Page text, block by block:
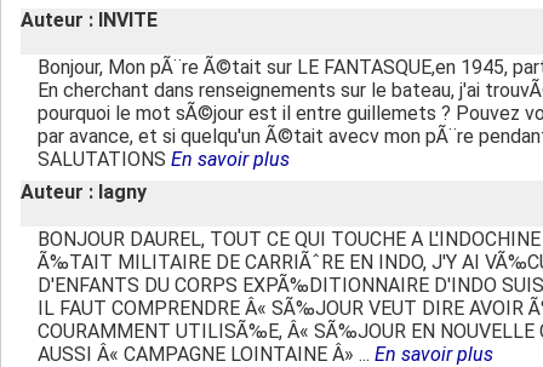
Auteur : INVITE
Bonjour, Mon pÃ¨re Ã©tait sur LE FANTASQUE,en 1945,
En cherchant dans renseignements sur le bateau, j'ai
pourquoi le mot sÃ©jour est il entre guillemets ? Pouvez
par avance, et si quelqu'un Ã©tait avecv mon pÃ¨re
SALUTATIONS En savoir plus
Auteur : lagny
BONJOUR DAUREL, TOUT CE QUI TOUCHE A
Ã‰TAIT MILITAIRE DE CARRIÃˆRE EN INDO, J'Y AI
D'ENFANTS DU CORPS EXPÃ‰DITIONNAIRE D'INDO
IL FAUT COMPRENDRE Â« SÃ‰JOUR VEUT DIRE AVOIR
COURAMMENT UTILISÃ‰E, Â« SÃ‰JOUR EN NOUVELLE
AUSSI Â« CAMPAGNE LOINTAINE Â» ... En savoir plus